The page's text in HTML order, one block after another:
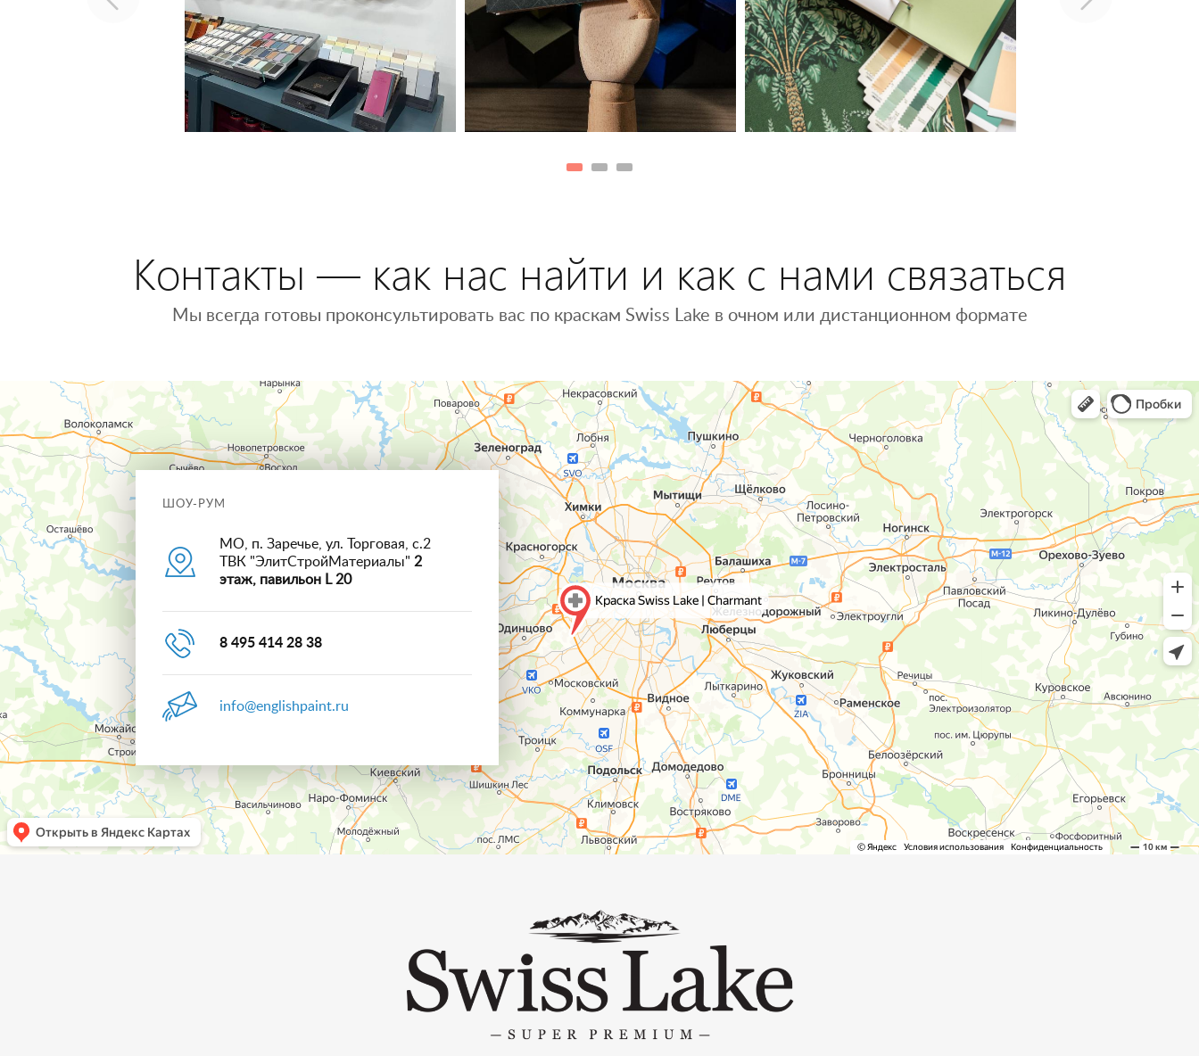
Контакты — как нас найти и как с нами связаться
Мы всегда готовы проконсультировать вас по краскам Swiss Lake в очном или дистанционном формате
ШОУ-РУМ
МО, п. Заречье, ул. Торговая, с.2
ТВК "ЭлитСтройМатериалы" 2
этаж, павильон L 20
8 495 414 28 38
info@englishpaint.ru